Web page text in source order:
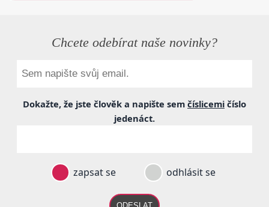
Chcete odebírat naše novinky?
Dokažte, že jste člověk a napište sem číslicemi číslo
jedenáct.
zapsat se odhlásit se